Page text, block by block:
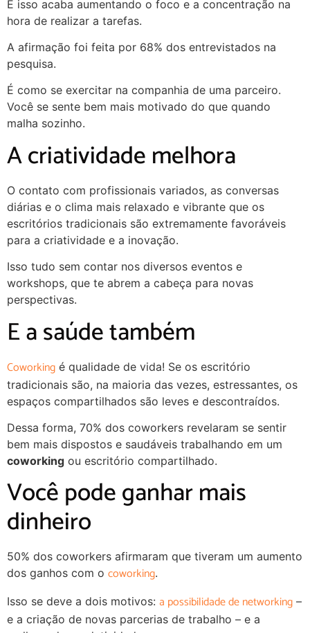
E isso acaba aumentando o foco e a concentração na
hora de realizar a tarefas.
A afirmação foi feita por 68% dos entrevistados na
pesquisa.
É como se exercitar na companhia de uma parceiro.
Você se sente bem mais motivado do que quando
malha sozinho.
A criatividade melhora
O contato com profissionais variados, as conversas
diárias e o clima mais relaxado e vibrante que os
escritórios tradicionais são extremamente favoráveis
para a criatividade e a inovação.
Isso tudo sem contar nos diversos eventos e
workshops, que te abrem a cabeça para novas
perspectivas.
E a saúde também
Coworking é qualidade de vida! Se os escritório
tradicionais são, na maioria das vezes, estressantes, os
espaços compartilhados são leves e descontraídos.
Dessa forma, 70% dos coworkers revelaram se sentir
bem mais dispostos e saudáveis trabalhando em um
coworking ou escritório compartilhado.
Você pode ganhar mais
dinheiro
50% dos coworkers afirmaram que tiveram um aumento
dos ganhos com o coworking.
Isso se deve a dois motivos: a possibilidade de networking –
e a criação de novas parcerias de trabalho – e a